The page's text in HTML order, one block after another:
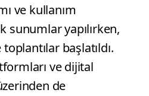
ve kullanım
sunumlar yapılırken,
başlatıldı.
ve dijital
de